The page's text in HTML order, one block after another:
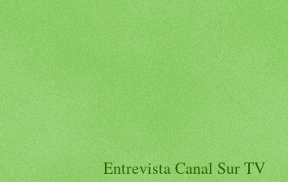
Entrevista Canal Sur TV